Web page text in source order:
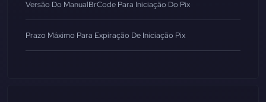
Versão Do ManualBrCode Para Iniciação Do Pix
Prazo Máximo Para Expiração De Iniciação Pix